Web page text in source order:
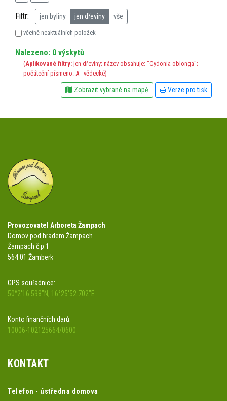
Filtr: jen byliny jen dřeviny vše
včetně neaktuálních položek
Nalezeno: 0 výskytů
(Aplikované filtry: jen dřeviny; název obsahuje: "Cydonia oblonga";
počáteční písmeno: A - vědecké)
Zobrazit vybrané na mapě Verze pro tisk
Provozovatel Arboreta Žampach
Domov pod hradem Žampach
Žampach č.p.1
564 01 Žamberk
GPS souřadnice:
50°2'16.598"N, 16°25'52.702"E
Konto finančních darů:
10006-102125664/0600
KONTAKT
Telefon - ústředna domova